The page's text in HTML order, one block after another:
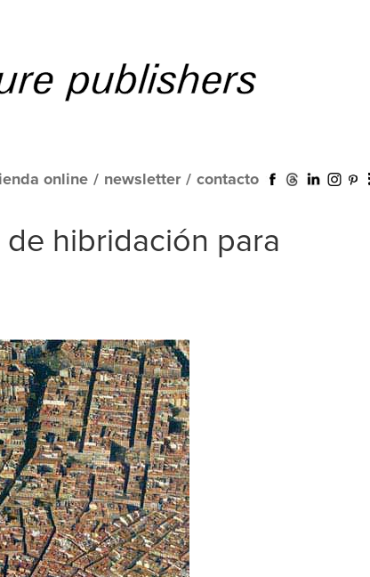
online / newsletter / contacto
hibridación para